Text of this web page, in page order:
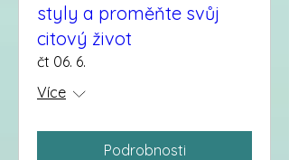
styly a proměňte svůj
citový život
čt 06. 6.
Více
Podrobnosti